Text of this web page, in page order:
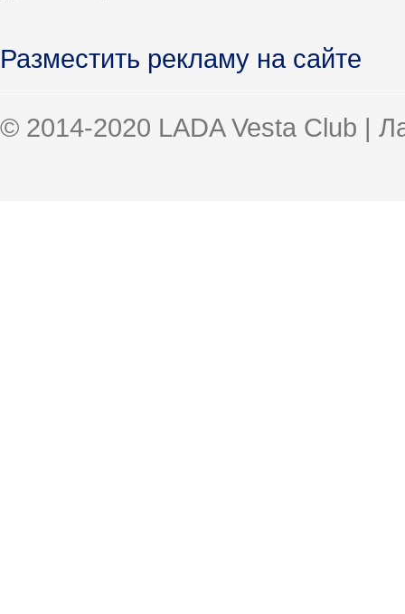
Разместить рекламу на сайте
© 2014-2020 LADA Vesta Club |